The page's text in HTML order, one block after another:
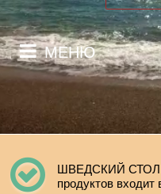
МЕНЮ
ШВЕДСКИЙ СТОЛ
продуктов входит